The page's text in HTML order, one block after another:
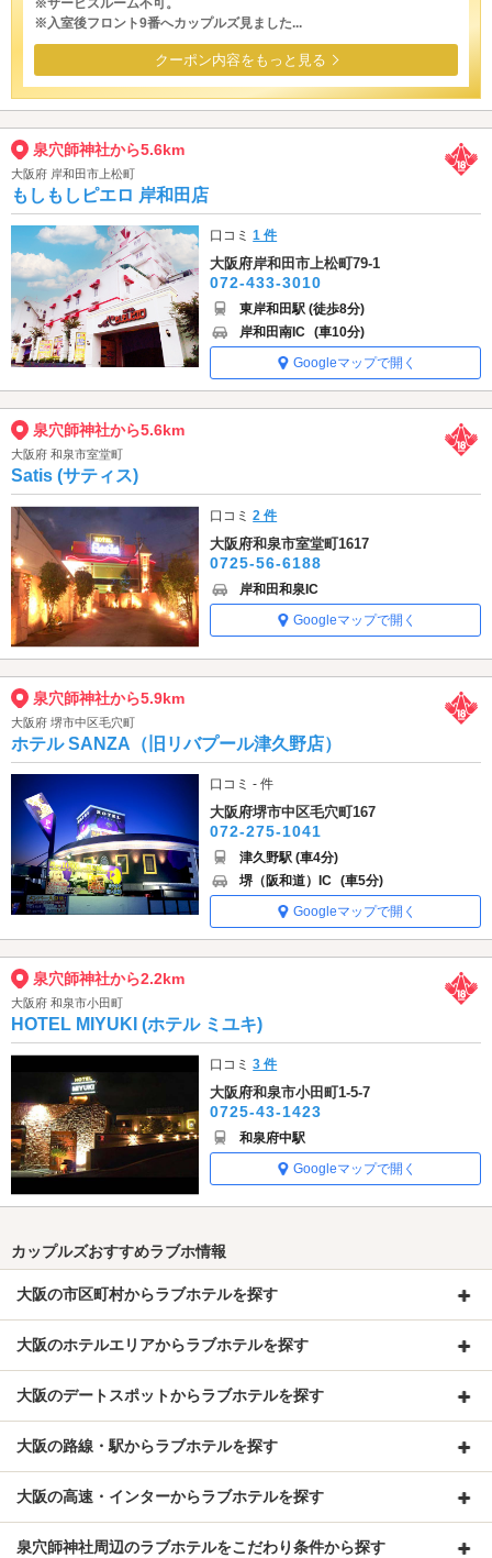
※サービスルーム不可。
※入室後フロント9番へカップルズ見ました...
クーポン内容をもっと見る
泉穴師神社から5.6km
大阪府 岸和田市上松町
もしもしピエロ 岸和田店
口コミ1 件
大阪府岸和田市上松町79-1
072-433-3010
東岸和田駅 (徒歩8分)
岸和田南IC (車10分)
Googleマップで開く
泉穴師神社から5.6km
大阪府 和泉市室堂町
Satis (サティス)
口コミ2 件
大阪府和泉市室堂町1617
0725-56-6188
岸和田和泉IC
Googleマップで開く
泉穴師神社から5.9km
大阪府 堺市中区毛穴町
ホテル SANZA（旧リバプール津久野店）
口コミ - 件
大阪府堺市中区毛穴町167
072-275-1041
津久野駅 (車4分)
堺（阪和道）IC (車5分)
Googleマップで開く
泉穴師神社から2.2km
大阪府 和泉市小田町
HOTEL MIYUKI (ホテル ミユキ)
口コミ3 件
大阪府和泉市小田町1-5-7
0725-43-1423
和泉府中駅
Googleマップで開く
カップルズおすすめラブホ情報
大阪の市区町村からラブホテルを探す
大阪のホテルエリアからラブホテルを探す
大阪のデートスポットからラブホテルを探す
大阪の路線・駅からラブホテルを探す
大阪の高速・インターからラブホテルを探す
泉穴師神社周辺のラブホテルをこだわり条件から探す